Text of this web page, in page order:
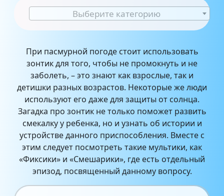
Выберите категорию
При пасмурной погоде стоит использовать
зонтик для того, чтобы не промокнуть и не
заболеть, – это знают как взрослые, так и
детишки разных возрастов. Некоторые же люди
используют его даже для защиты от солнца.
Загадка про зонтик не только поможет развить
смекалку у ребенка, но и узнать об истории и
устройстве данного приспособления. Вместе с
этим следует посмотреть такие мультики, как
«Фиксики» и «Смешарики», где есть отдельный
эпизод, посвященный данному вопросу.